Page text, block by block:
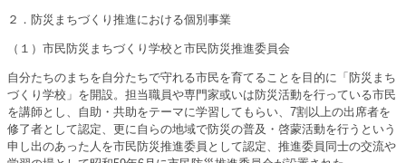
２．防災まちづくり推進における個別事業
（１）市民防災まちづくり学校と市民防災推進委員会
自分たちのまちを自分たちで守れる市民を育てることを目的に「防災まち
づくり学校」を開設。担当職員や専門家或いは防災活動を行っている市民
を講師とし、自助・共助をテーマに学習してもらい、7割以上の出席者を
修了者として認定、更に自らの地域で防災の普及・啓蒙活動を行うという
申し出のあった人を市民防災推進委員として認定、推進委員同士の交流や